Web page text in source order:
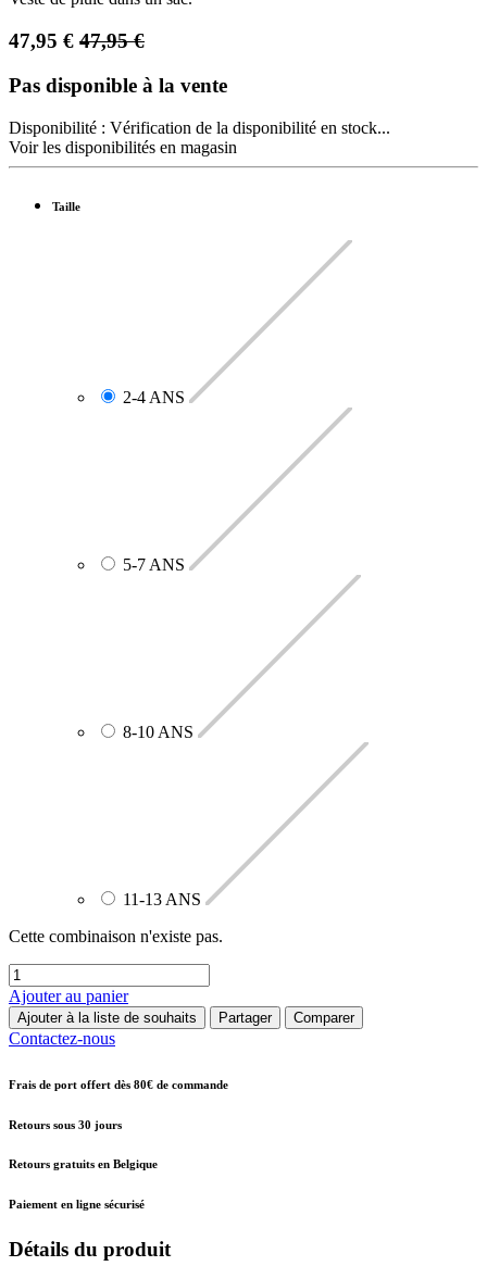
47,95 € 47,95€
Pas disponible à la vente
Disponibilité : Vérification de la disponibilité en stock...
Voir les disponibilités en magasin
Taille
2-4 ANS
5-7 ANS
8-10 ANS
11-13 ANS
Cette combinaison n'existe pas.
Ajouter au panier
Ajouter à la liste de souhaits Partager Comparer
Contactez-nous
Frais de port offert dès 80€ de commande
Retours sous 30 jours
Retours gratuits en Belgique
Paiement en ligne sécurisé
Détails du produit